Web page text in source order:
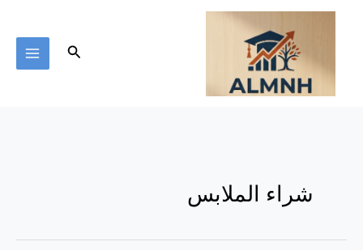
تخطي
البحث
شراء الملابس